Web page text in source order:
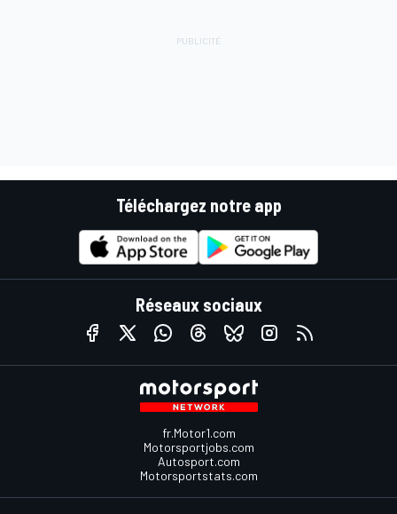
Téléchargez notre app
Réseaux sociaux
fr.Motor1.com
Motorsportjobs.com
Autosport.com
Motorsportstats.com